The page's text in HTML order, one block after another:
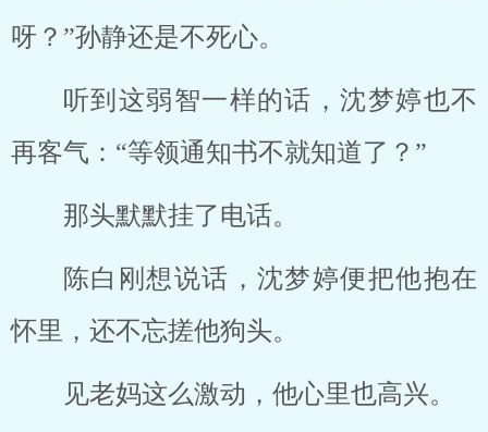
呀？”孙静还是不死心。
听到这弱智一样的话，沈梦婷也不
再客气：“等领通知书不就知道了？”
那头默默挂了电话。
陈白刚想说话，沈梦婷便把他抱在
怀里，还不忘搓他狗头。
见老妈这么激动，他心里也高兴。